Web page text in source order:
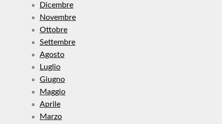
Dicembre
Novembre
Ottobre
Settembre
Agosto
Luglio
Giugno
Maggio
Aprile
Marzo